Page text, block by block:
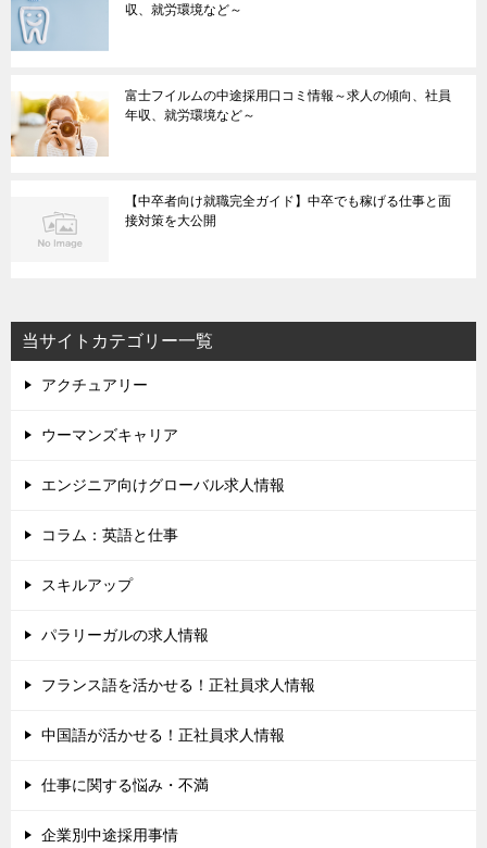
収、就労環境など～
富士フイルムの中途採用口コミ情報～求人の傾向、社員
年収、就労環境など～
【中卒者向け就職完全ガイド】中卒でも稼げる仕事と面
接対策を大公開
当サイトカテゴリー一覧
アクチュアリー
ウーマンズキャリア
エンジニア向けグローバル求人情報
コラム：英語と仕事
スキルアップ
パラリーガルの求人情報
フランス語を活かせる！正社員求人情報
中国語が活かせる！正社員求人情報
仕事に関する悩み・不満
企業別中途採用事情